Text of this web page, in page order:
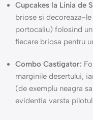
Cupcakes la Linia de
briose si decoreaza-
portocaliu) folosind
fiecare briosa pentru
Combo Castigator:
marginile desertului,
(de exemplu neagra
evidentia varsta